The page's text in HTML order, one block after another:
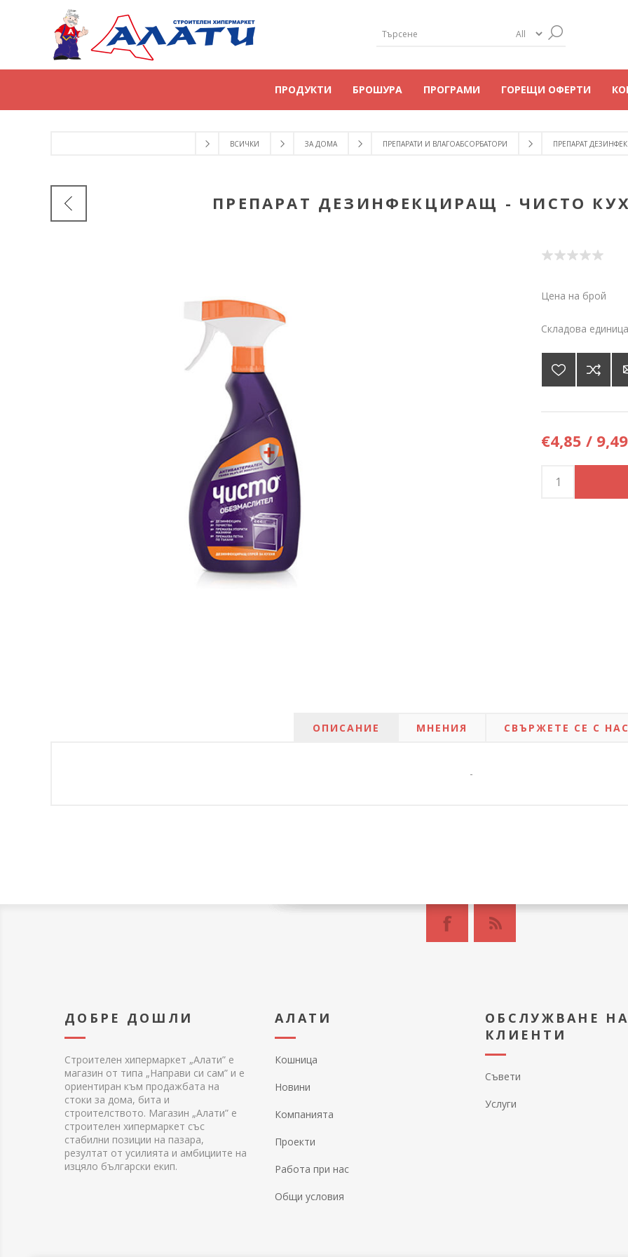
ПРОДУКТИ БРОШУРА ПРОГРАМИ ГОРЕЩИ ОФЕРТИ
ВСИЧКИ ЗА ДОМА ПРЕПАРАТИ И ВЛАГОАБСОРБАТОРИ ПРЕПАРАТ
ПРЕПАРАТ ДЕЗИНФЕКЦИРАЩ - ЧИСТО
Цена на брой
Складова
€4,85 /
ОПИСАНИЕ МНЕНИЯ СВЪРЖЕТЕ СЕ С
-
ДОБРЕ ДОШЛИ
Строителен хипермаркет „Алати” е
магазин от типа „Направи си сам” и е
ориентиран към продажбата на
стоки за дома, бита и
строителството. Магазин „Алати” е
строителен хипермаркет със
стабилни позиции на пазара,
резултат от усилията и амбициите на
изцяло български екип.
АЛАТИ
Кошница
Новини
Компанията
Проекти
Работа при нас
Общи условия
ОБСЛУЖВАНЕ НА
КЛИЕНТИ
Съвети
Услуги